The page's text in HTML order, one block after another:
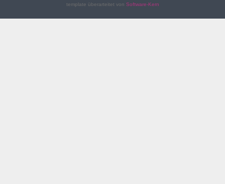
template überarteitet von Software-Kern